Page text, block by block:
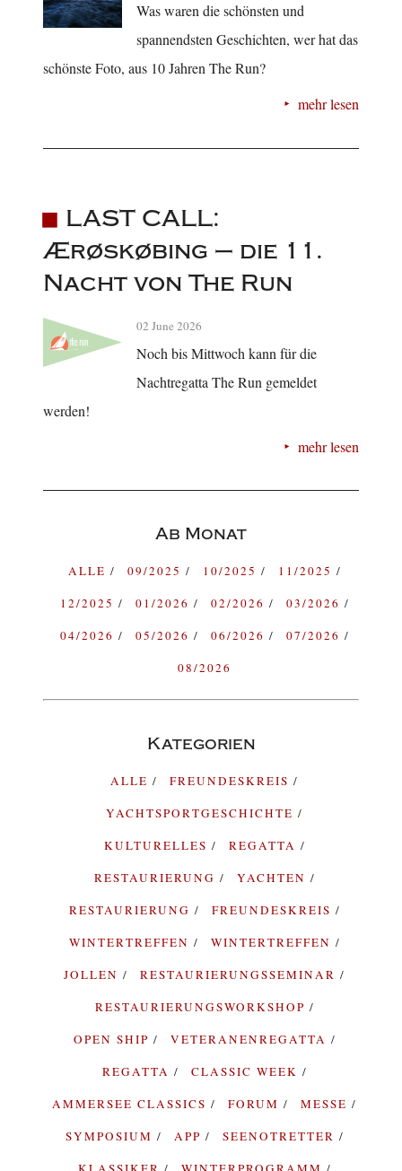
Was waren die schönsten und
spannendsten Geschichten, wer hat das
schönste Foto, aus 10 Jahren The Run?
mehr lesen
LAST CALL:
Ærøskøbing – die 11.
Nacht von The Run
02 June 2026
Noch bis Mittwoch kann für die
Nachtregatta The Run gemeldet
werden!
mehr lesen
Ab Monat
ALLE 09/2025 10/2025
11/2025
12/2025
01/2026 02/2026
03/2026
04/2026
05/2026 06/2026
07/2026
08/2026
Kategorien
ALLE
FREUNDESKREIS
YACHTSPORTGESCHICHTE
KULTURELLES
REGATTA
RESTAURIERUNG
YACHTEN
RESTAURIERUNG
FREUNDESKREIS
WINTERTREFFEN
WINTERTREFFEN
JOLLEN
RESTAURIERUNGSSEMINAR
RESTAURIERUNGSWORKSHOP
OPEN SHIP
VETERANENREGATTA
REGATTA
CLASSIC WEEK
AMMERSEE CLASSICS
FORUM
MESSE
SYMPOSIUM
APP
SEENOTRETTER